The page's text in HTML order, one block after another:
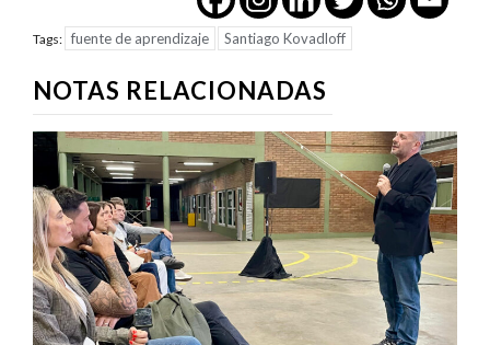
Tags: fuente de aprendizaje Santiago Kovadloff
NOTAS RELACIONADAS